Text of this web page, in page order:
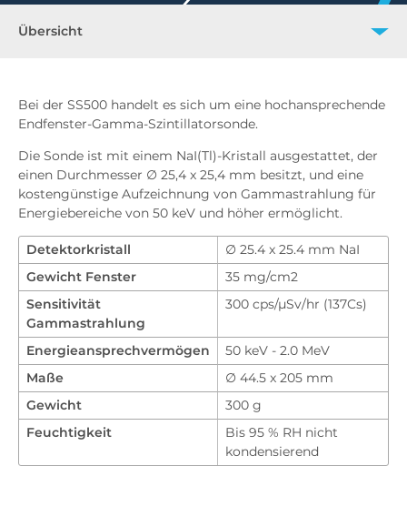
Übersicht
Herunterladen
Anfrage
Bei der SS500 handelt es sich um eine hochansprechende
Endfenster-Gamma-Szintillatorsonde.
Die Sonde ist mit einem NaI(Tl)-Kristall ausgestattet, der
einen Durchmesser ∅ 25,4 x 25,4 mm besitzt, und eine
kostengünstige Aufzeichnung von Gammastrahlung für
Energiebereiche von 50 keV und höher ermöglicht.
Detektorkristall
∅ 25.4 x 25.4 mm NaI
Gewicht Fenster
35 mg/cm2
Sensitivität
Gammastrahlung
300 cps/µSv/hr (137Cs)
Energieansprechvermögen
50 keV - 2.0 MeV
Maße
∅ 44.5 x 205 mm
Gewicht
300 g
Feuchtigkeit
Bis 95 % RH nicht
kondensierend